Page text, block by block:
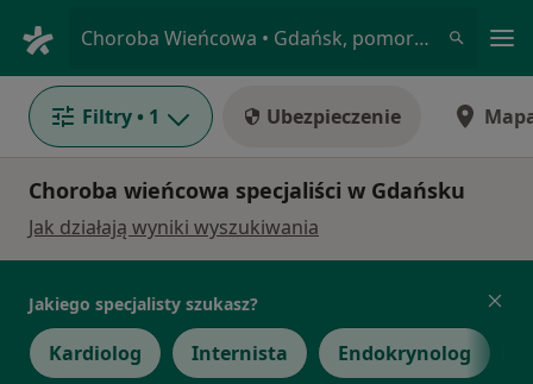
Choroba Wieńcowa • Gdańsk, pomorskie
Filtry • 1 Ubezpieczenie
Choroba wieńcowa specjaliści w Gdańsku
Jak działają wyniki wyszukiwania
Jakiego specjalisty szukasz?
Kardiolog Internista Endokrynolog